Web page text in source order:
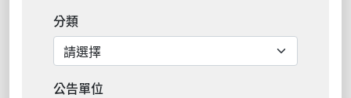
分類
公告單位